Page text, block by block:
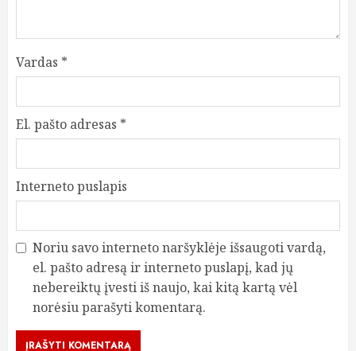
Vardas *
El. pašto adresas *
Interneto puslapis
Noriu savo interneto naršyklėje išsaugoti vardą,
el. pašto adresą ir interneto puslapį, kad jų
nebereiktų įvesti iš naujo, kai kitą kartą vėl
norėsiu parašyti komentarą.